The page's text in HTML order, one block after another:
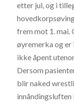
etter jul, og i
frem mot 1. mai.
øyremerka og er
ikke åpent
Dersom
blir naked
innåndingsluften